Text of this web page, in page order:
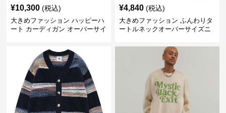
¥10,300 (税込)
大きめファッション ハッピーハ
ート カーディガン オーバーサイ
¥4,840 (税込)
大きめファッション ふんわりタ
ートルネックオーバーサイズニ